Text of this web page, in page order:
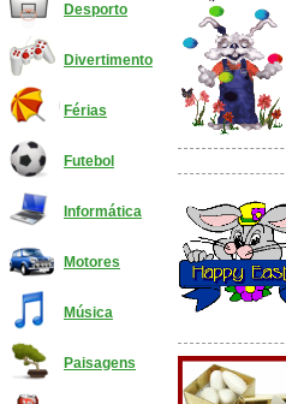
Desporto
Divertimento
Férias
Futebol
Informática
Motores
Música
Paisagens